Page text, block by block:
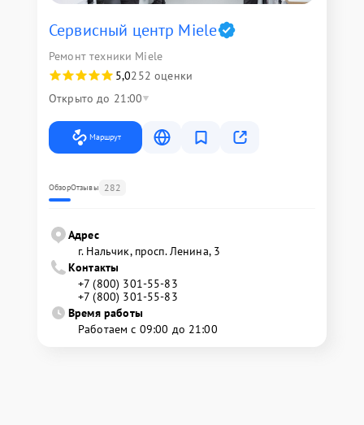
Сервисный центр Miele
Ремонт техники Miele
5,0252 оценки
Открыто до 21:00
Маршрут
ОбзорОтзывы 282
Адрес
г. Нальчик, просп. Ленина, 3
Контакты
+7 (800) 301-55-83
+7 (800) 301-55-83
Время работы
Работаем с 09:00 до 21:00